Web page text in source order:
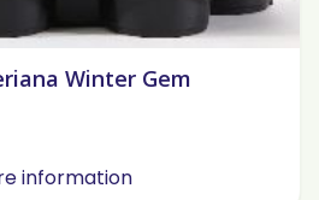
Winter Gem
information